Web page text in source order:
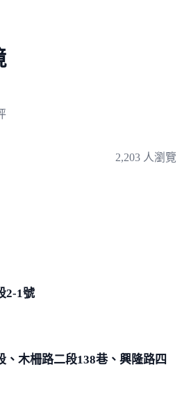
2,203 人瀏覽
2-1號
、木柵路二段138巷、興隆路四